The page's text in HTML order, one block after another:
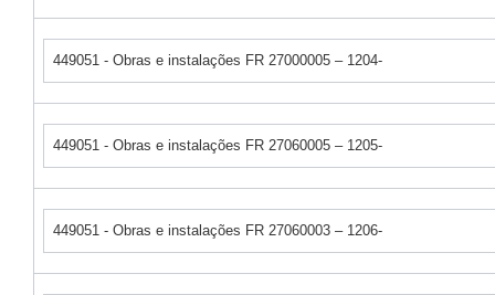
449051 - Obras e instalações FR 27000005 – 1204-
449051 - Obras e instalações FR 27060005 – 1205-
449051 - Obras e instalações FR 27060003 – 1206-